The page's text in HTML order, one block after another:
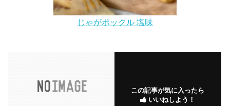
じゃがポックル 塩味
この記事が気に入ったら
いいねしよう！